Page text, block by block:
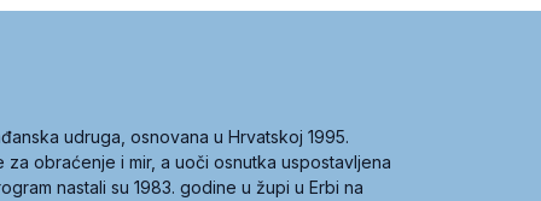
udruga, osnovana u Hrvatskoj 1995.
obraćenje i mir, a uoči osnutka uspostavljena
nastali su 1983. godine u župi u Erbi na